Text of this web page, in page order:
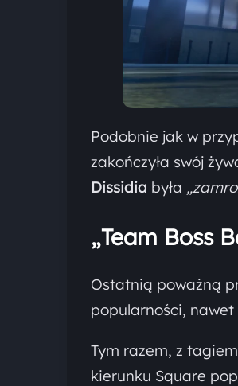
Podobnie jak w
zakończyła swój
Dissidia była
„Team Boss
Ostatnią poważną
popularności,
Tym razem, z tagiem
kierunku Square